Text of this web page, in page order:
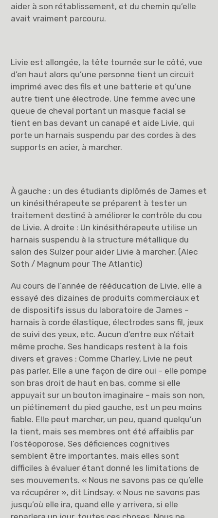
aider à son rétablissement, et du chemin qu’elle
avait vraiment parcouru.
Livie est allongée, la tête tournée sur le côté, vue
d’en haut alors qu’une personne tient un circuit
imprimé avec des fils et une batterie et qu’une
autre tient une électrode. Une femme avec une
queue de cheval portant un masque facial se
tient en bas devant un canapé et aide Livie, qui
porte un harnais suspendu par des cordes à des
supports en acier, à marcher.
À gauche : un des étudiants diplômés de James et
un kinésithérapeute se préparent à tester un
traitement destiné à améliorer le contrôle du cou
de Livie. A droite : Un kinésithérapeute utilise un
harnais suspendu à la structure métallique du
salon des Sulzer pour aider Livie à marcher. (Alec
Soth / Magnum pour The Atlantic)
Au cours de l’année de rééducation de Livie, elle a
essayé des dizaines de produits commerciaux et
de dispositifs issus du laboratoire de James –
harnais à corde élastique, électrodes sans fil, jeux
de suivi des yeux, etc. Aucun d’entre eux n’était
même proche. Ses handicaps restent à la fois
divers et graves : Comme Charley, Livie ne peut
pas parler. Elle a une façon de dire oui – elle pompe
son bras droit de haut en bas, comme si elle
appuyait sur un bouton imaginaire – mais son non,
un piétinement du pied gauche, est un peu moins
fiable. Elle peut marcher, un peu, quand quelqu’un
la tient, mais ses membres ont été affaiblis par
l’ostéoporose. Ses déficiences cognitives
semblent être importantes, mais elles sont
difficiles à évaluer étant donné les limitations de
ses mouvements. « Nous ne savons pas ce qu’elle
va récupérer », dit Lindsay. « Nous ne savons pas
jusqu’où elle ira, quand elle y arrivera, si elle